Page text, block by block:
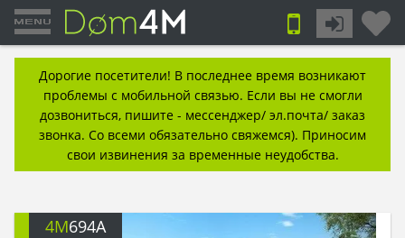
Дорогие посетители! В последнее время возникают
проблемы с мобильной связью. Если вы не смогли
дозвониться, пишите - мессенджер/ эл.почта/ заказ
звонка. Со всеми обязательно свяжемся). Приносим
свои извинения за временные неудобства.
4M694A